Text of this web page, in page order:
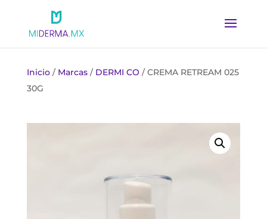
Inicio/ Marcas/ DERMI CO / CREMA RETREAM 025
30G